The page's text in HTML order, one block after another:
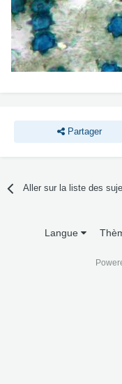
Partager
Aller sur la liste des
Langue